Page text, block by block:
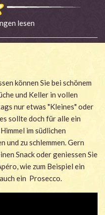
lesen
können Sie bei schönem
und Keller in vollen
nur etwas "Kleines" oder
sollte doch für alle ein
im südlichen
und zu schlemmen. Gern
Snack oder geniessen Sie
wie zum Beispiel ein
ein Prosecco.